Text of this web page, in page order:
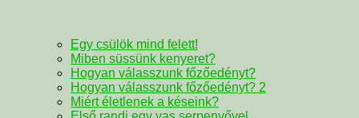
Egy csülök mind felett!
Miben süssünk kenyeret?
Hogyan válasszunk főzőedényt?
Hogyan válasszunk főzőedényt? 2
Miért életlenek a késeink?